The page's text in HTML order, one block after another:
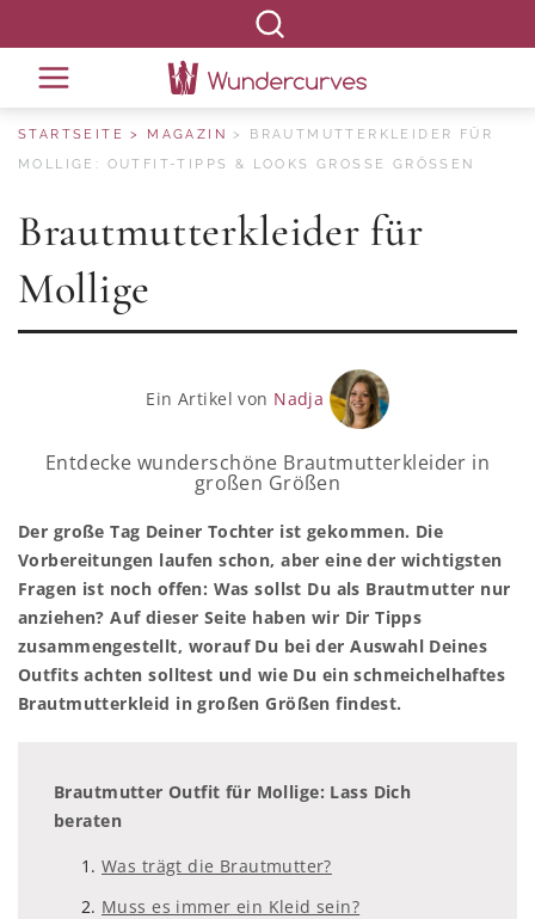
STARTSEITE MAGAZIN
BRAUTMUTTERKLEIDER FÜR
MOLLIGE: OUTFIT-TIPPS & LOOKS GROSSE GRÖSSEN
Brautmutterkleider für
Mollige
Ein Artikel von Nadja
Entdecke wunderschöne Brautmutterkleider in
großen Größen
Der große Tag Deiner Tochter ist gekommen. Die
Vorbereitungen laufen schon, aber eine der wichtigsten
Fragen ist noch offen: Was sollst Du als Brautmutter nur
anziehen? Auf dieser Seite haben wir Dir Tipps
zusammengestellt, worauf Du bei der Auswahl Deines
Outfits achten solltest und wie Du ein schmeichelhaftes
Brautmutterkleid in großen Größen findest.
Brautmutter Outfit für Mollige: Lass Dich
beraten
Was trägt die Brautmutter?
Muss es immer ein Kleid sein?